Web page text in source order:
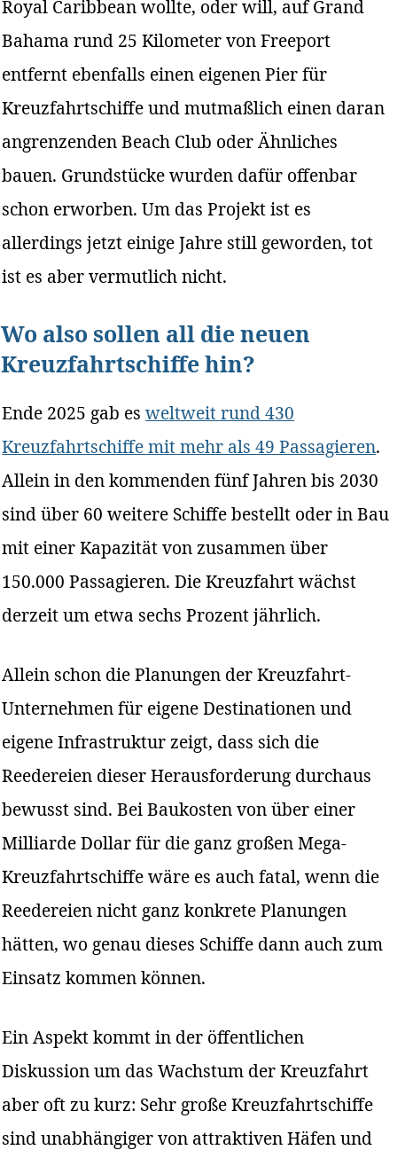
Royal Caribbean wollte, oder will, auf Grand
Bahama rund 25 Kilometer von Freeport
entfernt ebenfalls einen eigenen Pier für
Kreuzfahrtschiffe und mutmaßlich einen daran
angrenzenden Beach Club oder Ähnliches
bauen. Grundstücke wurden dafür offenbar
schon erworben. Um das Projekt ist es
allerdings jetzt einige Jahre still geworden, tot
ist es aber vermutlich nicht.
Wo also sollen all die neuen
Kreuzfahrtschiffe hin?
Ende 2025 gab esweltweit rund 430
Kreuzfahrtschiffe mit mehr als 49 Passagieren.
Allein in den kommenden fünf Jahren bis 2030
sind über 60 weitere Schiffe bestellt oder in Bau
mit einer Kapazität von zusammen über
150.000 Passagieren. Die Kreuzfahrt wächst
derzeit um etwa sechs Prozent jährlich.
Allein schon die Planungen der Kreuzfahrt-
Unternehmen für eigene Destinationen und
eigene Infrastruktur zeigt, dass sich die
Reedereien dieser Herausforderung durchaus
bewusst sind. Bei Baukosten von über einer
Milliarde Dollar für die ganz großen Mega-
Kreuzfahrtschiffe wäre es auch fatal, wenn die
Reedereien nicht ganz konkrete Planungen
hätten, wo genau dieses Schiffe dann auch zum
Einsatz kommen können.
Ein Aspekt kommt in der öffentlichen
Diskussion um das Wachstum der Kreuzfahrt
aber oft zu kurz: Sehr große Kreuzfahrtschiffe
sind unabhängiger von attraktiven Häfen und